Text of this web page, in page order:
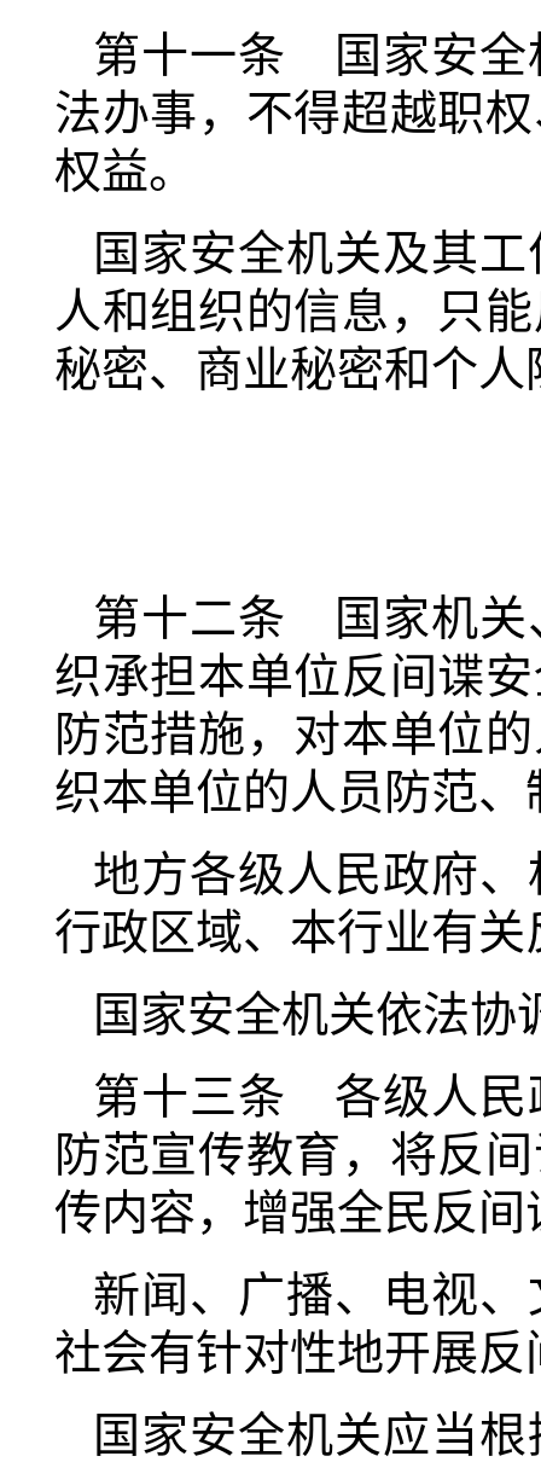
第十一条 国家安全
法办事，不得超越职
权益。
国家安全机关及其
人和组织的信息，只
秘密、商业秘密和个
第十二条 国家机关
织承担本单位反间谍
防范措施，对本单位
织本单位的人员防范
地方各级人民政府
行政区域、本行业有
国家安全机关依法
第十三条 各级人民
防范宣传教育，将反
传内容，增强全民反
新闻、广播、电视
社会有针对性地开展
国家安全机关应当